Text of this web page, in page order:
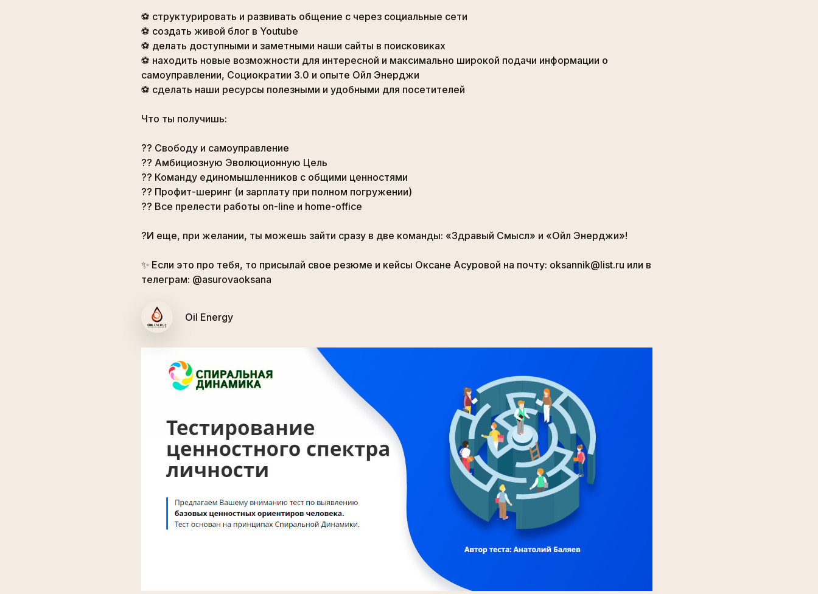
⚽️ структурировать и развивать общение с через социальные сети
⚽️ создать живой блог в Youtube
⚽️ делать доступными и заметными наши сайты в поисковиках
⚽️ находить новые возможности для интересной и максимально широкой подачи информации о
самоуправлении, Социократии 3.0 и опыте Ойл Энерджи
⚽️ сделать наши ресурсы полезными и удобными для посетителей
Что ты получишь:
?? Свободу и самоуправление
?? Амбициозную Эволюционную Цель
?? Команду единомышленников с общими ценностями
?? Профит-шеринг (и зарплату при полном погружении)
?? Все прелести работы on-line и home-office
?И еще, при желании, ты можешь зайти сразу в две команды: «Здравый Смысл» и «Ойл Энерджи»!
✨ Если это про тебя, то присылай свое резюме и кейсы Оксане Асуровой на почту: oksannik@list.ru или в
телеграм: @asurovaoksana
Oil Energy